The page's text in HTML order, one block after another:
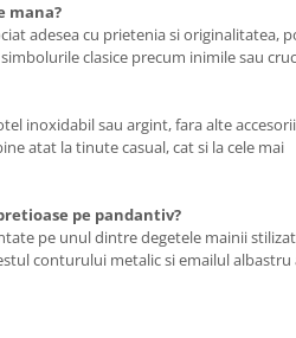
mana?
adesea cu prietenia si originalitatea,
clasice precum inimile sau
inoxidabil sau argint, fara alte
atat la tinute casual, cat si la cele mai
pe pandantiv?
pe unul dintre degetele mainii
conturului metalic si emailul albastru